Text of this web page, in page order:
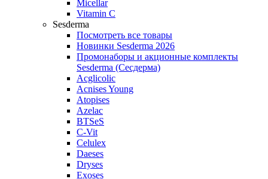
Micellar
Vitamin C
Sesderma
Посмотреть все товары
Новинки Sesderma 2026
Промонаборы и акционные комплекты
Sesderma (Сесдерма)
Acglicolic
Acnises Young
Atopises
Azelac
BTSeS
C‑Vit
Celulex
Daeses
Dryses
Exoses